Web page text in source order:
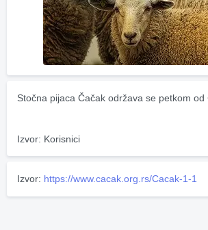
Stočna pijaca Čačak održava se petkom od
Izvor: Korisnici
Izvor: https://www.cacak.org.rs/Cacak-1-1